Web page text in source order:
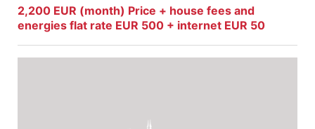
2,200 EUR (month) Price + house fees and
energies flat rate EUR 500 + internet EUR 50